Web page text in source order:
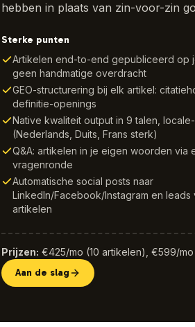
hebben in plaats van zin-voor-zin
Sterke punten
Artikelen end-to-end gepubliceerd op
geen handmatige overdracht
GEO-structurering bij elk artikel:
definitie-openings
Native kwaliteit output in 9 talen,
(Nederlands, Duits, Frans sterk)
Q&A: artikelen in je eigen woorden via
vragenronde
Automatische social posts naar
LinkedIn/Facebook/Instagram en leads
artikelen
Prijzen: €425/mo (10 artikelen), €599/
Aan de slag